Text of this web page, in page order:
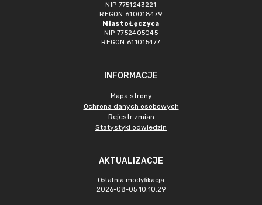
NIP 7751243221
REGON 610018479
Miasto Łęczyca
NIP 7752405045
REGON 611015477
INFORMACJE
Mapa strony
Ochrona danych osobowych
Rejestr zmian
Statystyki odwiedzin
AKTUALIZACJE
Ostatnia modyfikacja
2026-08-05 10:10:29